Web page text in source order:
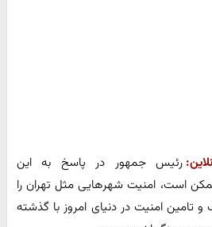
رئیس جمهور در پاسخ به این
است، امنیت شهرهایی مثل تهران را
تامین امنیت در دنیای امروز با گذشته